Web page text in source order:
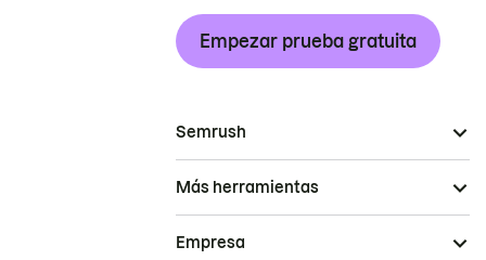
Empezar prueba gratuita
Semrush
Más herramientas
Empresa